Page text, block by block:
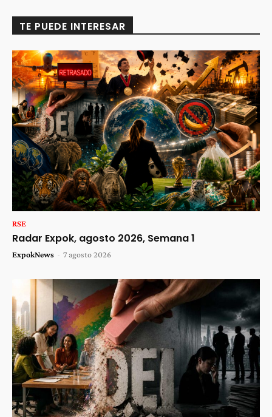
TE PUEDE INTERESAR
RSE
Radar Expok, agosto 2026, Semana 1
ExpokNews - 7 agosto 2026